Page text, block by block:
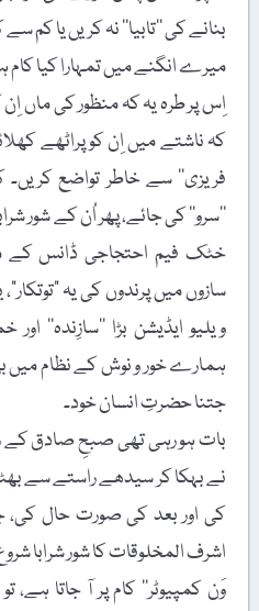
بنانے کی ’’تابیا‘‘ نہ کریں یا کم
میرے انگنے میں تمہارا کیا
اِس پر طرہ یہ کہ منظور کی ماں
کہ ناشتے میں اِن کو پراٹھے
فریزی‘‘ سے خاطر تواضع
’’سرو‘‘ کی جائے، پھر اُن کے شور
خٹک فیم احتجاجی ڈانس کے
سازوں میں پرندوں کی یہ
ویلیو ایڈیشن بڑا ’’سازِندہ‘‘
ہمارے خور و نوش کے نظام میں
جتنا حضرتِ انسان خود۔
بات ہو رہی تھی صبحِ صادق کے
نے بہکا کر سیدھے راستے سے
کی اور بعد کی صورت حال
اشرف المخلوقات کا شور شرابا
وَن کمپیوٹر‘‘ کام پر آ جاتا ہے،